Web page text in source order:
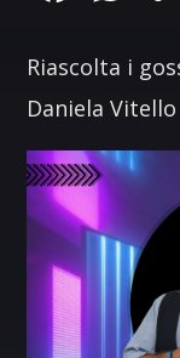
Riascolta i
Daniela Vitello